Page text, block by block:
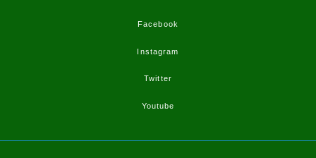
Facebook
Instagram
Twitter
Youtube